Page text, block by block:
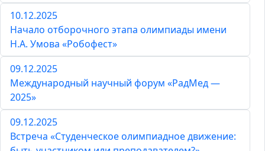
10.12.2025
Начало отборочного этапа олимпиады имени
Н.А. Умова «Робофест»
09.12.2025
Международный научный форум «РадМед —
2025»
09.12.2025
Встреча «Студенческое олимпиадное движение: